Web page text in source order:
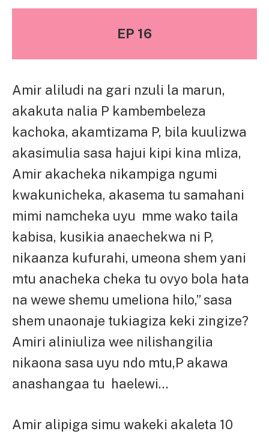
EP 16
Amir aliludi na gari nzuli la marun,
akakuta nalia P kambembeleza
kachoka, akamtizama P, bila kuulizwa
akasimulia sasa hajui kipi kina mliza,
Amir akacheka nikampiga ngumi
kwakunicheka, akasema tu samahani
mimi namcheka uyu mme wako taila
kabisa, kusikia anaechekwa ni P,
nikaanza kufurahi, umeona shem yani
mtu anacheka cheka tu ovyo bola hata
na wewe shemu umeliona hilo,” sasa
shem unaonaje tukiagiza keki zingize?
Amiri aliniuliza wee nilishangilia
nikaona sasa uyu ndo mtu,P akawa
anashangaa tu haelewi…
Amir alipiga simu wakeki akaleta 10